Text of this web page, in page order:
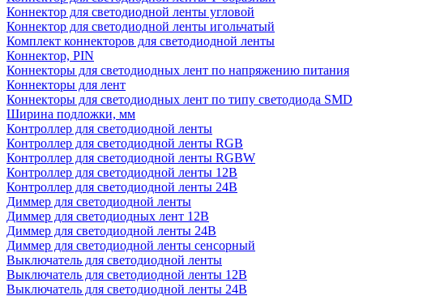
Коннектор для светодиодной ленты угловой
Коннектор для светодиодной ленты игольчатый
Комплект коннекторов для светодиодной ленты
Коннектор, PIN
Коннекторы для светодиодных лент по напряжению питания
Коннекторы для лент
Коннекторы для светодиодных лент по типу светодиода SMD
Ширина подложки, мм
Контроллер для светодиодной ленты
Контроллер для светодиодной ленты RGB
Контроллер для светодиодной ленты RGBW
Контроллер для светодиодной ленты 12В
Контроллер для светодиодной ленты 24В
Диммер для светодиодной ленты
Диммер для светодиодных лент 12В
Диммер для светодиодной ленты 24В
Диммер для светодиодной ленты сенсорный
Выключатель для светодиодной ленты
Выключатель для светодиодной ленты 12В
Выключатель для светодиодной ленты 24В